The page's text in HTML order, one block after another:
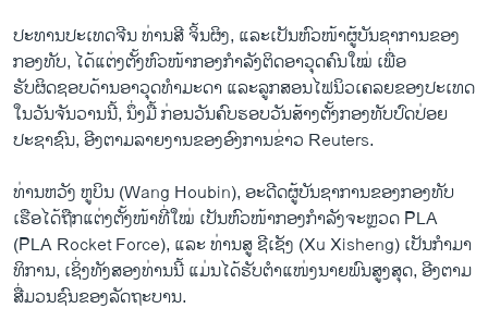
ລາຍງານ
ພາສາຕ່າງໆ
ປະທານປະເທດຈີນ ທ່ານສີ ຈິ້ນຜິງ, ແລະເປັນຫົວໜ້າຜູ້ບັນຊາການຂອງ
ກອງທັບ, ໄດ້ແຕ່ງຕັ້ງຫົວໜ້າກອງກໍາລັງຕິດອາວຸດຄົນໃໝ່ ເພື່ອ
ຮັບຜິດຊອບດ້ານອາວຸດທໍາມະດາ ແລະລູກສອນໄຟນິວເຄລຍຂອງປະເທດ
ໃນວັນຈັນວານນີ້, ນຶ່ງມື້ ກ່ອນວັນຄົບຮອບວັນສ້າງຕັ້ງກອງທັບປົດປ່ອຍ
ປະຊາຊົນ, ອີງຕາມລາຍງານຂອງອົງການຂ່າວ Reuters.
ທ່ານຫວັງ ຫູບິນ (Wang Houbin), ອະດີດຜູ້ບັນຊາການຂອງກອງທັບ
ເຮືອໄດ້ຖືກແຕ່ງຕັ້ງໜ້າທີ່ໃໝ່ ເປັນຫົວໜ້າກອງກໍາລັງຈະຫຼວດ PLA
(PLA Rocket Force), ແລະ ທ່ານສູ ຊີເຊັງ (Xu Xisheng) ເປັນກໍາມາ
ທິການ, ເຊິ່ງທັງສອງທ່ານນີ້ ແມ່ນໄດ້ຮັບຕໍາແໜ່ງນາຍພົນສູງສຸດ, ອີງຕາມ
ສື່ມວນຊົນຂອງລັດຖະບານ.